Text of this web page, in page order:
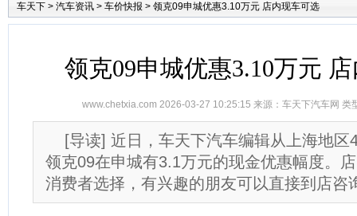
车天下 > 汽车资讯 > 车价快报 > 领克09申城优惠3.10万元 店内现车可选
领克09申城优惠3.10万元
www.chetxia.com 2026-03-27 10:25:15 来源： 车天下汽车网 类
[导读] 近日，车天下汽车编辑从上海地区
领克09在申城有3.1万元的现金优惠幅度。
消费者选择，有兴趣的朋友可以直接到店咨